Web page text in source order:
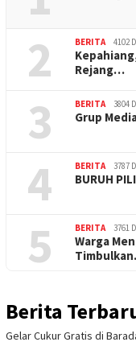
2 BERITA 4102
Rejang…
3 BERITA 3804
Grup
4 BERITA 3787
BURUH
5 BERITA 3761
Warga
Berita
Gelar Cukur Gratis di